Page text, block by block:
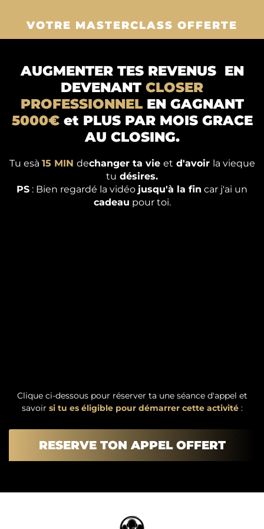
VOTRE MASTERCLASS OFFERTE
AUGMENTER TES REVENUS EN
DEVENANT CLOSER
PROFESSIONNEL EN GAGNANT
5000€et PLUS PAR MOIS GRACE
AU CLOSING.
Tu esà 15 MIN dechanger ta vie et d'avoir la vieque
tu désires.
PS : Bien regardé la vidéo jusqu'à la fin car j'ai un
cadeau pour toi.
Clique ci-dessous pour réserver ta une séance d'appel et
savoir si tu es éligible pour démarrer cette activité:
RESERVE TON APPEL OFFERT